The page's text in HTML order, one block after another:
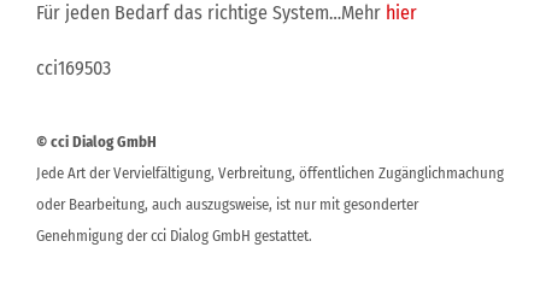
Für jeden Bedarf das richtige System…Mehr hier
cci169503
© cci Dialog GmbH
Jede Art der Vervielfältigung, Verbreitung, öffentlichen Zugänglichmachung
oder Bearbeitung, auch auszugsweise, ist nur mit gesonderter
Genehmigung der cci Dialog GmbH gestattet.